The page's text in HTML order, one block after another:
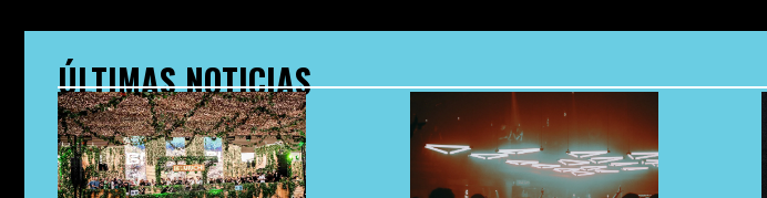
ÚLTIMAS NOTICIAS